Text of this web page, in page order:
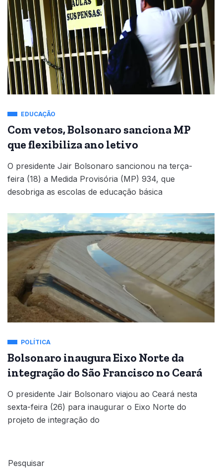
EDUCAÇÃO
Com vetos, Bolsonaro sanciona MP
que flexibiliza ano letivo
O presidente Jair Bolsonaro sancionou na terça-
feira (18) a Medida Provisória (MP) 934, que
desobriga as escolas de educação básica
POLÍTICA
Bolsonaro inaugura Eixo Norte da
integração do São Francisco no Ceará
O presidente Jair Bolsonaro viajou ao Ceará nesta
sexta-feira (26) para inaugurar o Eixo Norte do
projeto de integração do
Pesquisar